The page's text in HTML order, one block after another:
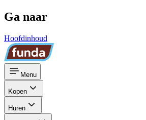
Ga naar
Hoofdinhoud
Menu
Kopen
Huren